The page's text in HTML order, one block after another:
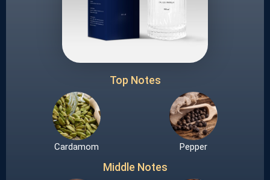
Top Notes
Cardamom Pepper
Middle Notes